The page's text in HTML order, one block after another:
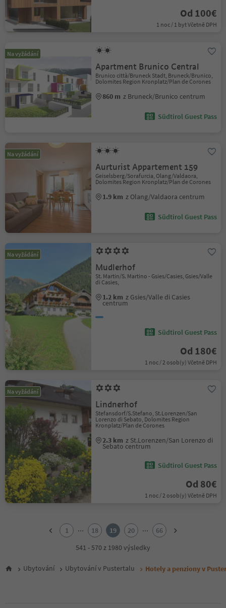
Od 100€
1 noc / 1 byt Včetně DPH
Na vyžádání
Apartment Brunico Central
Brunico città/Bruneck Stadt, Bruneck/Brunico,
Dolomites Region Kronplatz/Plan de Corones
860 m z Bruneck/Brunico centrum
Südtirol Guest Pass
Na vyžádání
Aurturist Appartement 159
Geiselsberg/Sorafurcia, Olang/Valdaora,
Dolomites Region Kronplatz/Plan de Corones
1.9 km z Olang/Valdaora centrum
Südtirol Guest Pass
Na vyžádání
Mudlerhof
St. Martin/S. Martino - Gsies/Casies, Gsies/Valle
di Casies,
1.2 km z Gsies/Valle di Casies
centrum
Südtirol Guest Pass
Od 180€
1 noc / 2 osob(y) Včetně DPH
Na vyžádání
Lindnerhof
Stefansdorf/S.Stefano, St.Lorenzen/San
Lorenzo di Sebato, Dolomites Region
Kronplatz/Plan de Corones
2.3 km z St.Lorenzen/San Lorenzo di
Sebato centrum
Südtirol Guest Pass
Od 80€
1 noc / 2 osob(y) Včetně DPH
6
1 ... 18 19 20 ...
66
541 - 570 z 1980 výsledky
Ubytování Ubytování v Pustertalu Hotely a penziony v